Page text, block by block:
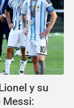
y su
Messi: